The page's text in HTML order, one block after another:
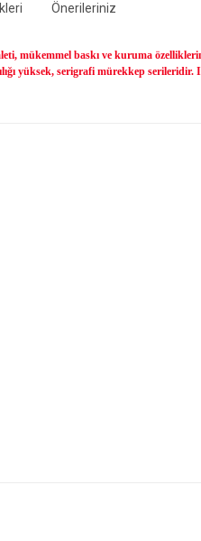
Önerileriniz
mükemmel baskı ve kuruma
yüksek, serigrafi mürekkep